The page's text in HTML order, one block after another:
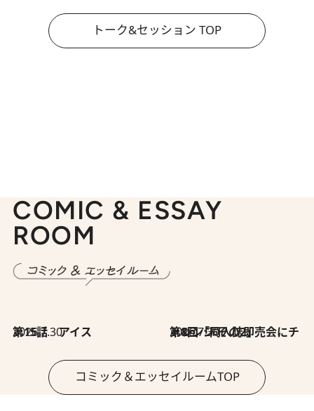
トーク&セッション TOP
COMIC & ESSAY
ROOM
2026.7.30
第15話 アイス 2026.7.30
第8回「同人誌即売会にチャレンジ その2」
コミック＆エッセイルームTOP